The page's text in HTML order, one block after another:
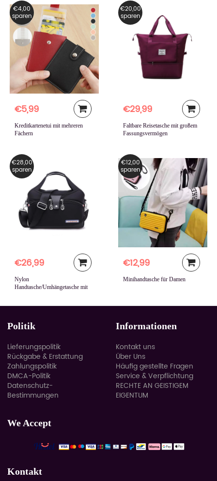
€4,00
sparen
€5,99
Kreditkartenetui mit mehreren
Fächern
€20,00
sparen
€29,99
Faltbare Reisetasche mit großem
Fassungsvermögen
€28,00
sparen
€26,99
Nylon
Handtasche/Umhängetasche mit
€12,00
sparen
€12,99
Minihandtasche für Damen
Politik
Lieferungspolitik
Rückgabe & Erstattung
Zahlungspolitik
DMCA-Politik
Datenschutz-
Bestimmungen
Informationen
Kontakt uns
Über Uns
Häufig gestellte Fragen
Service & Verpflichtung
RECHTE AN GEISTIGEM
EIGENTUM
We Accept
Kontakt